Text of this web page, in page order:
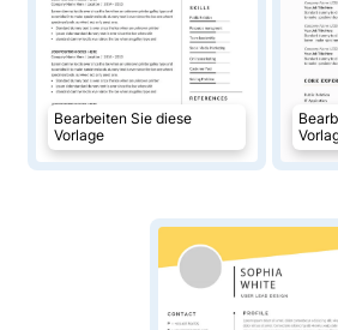
Bearbeiten Sie diese
Vorlage